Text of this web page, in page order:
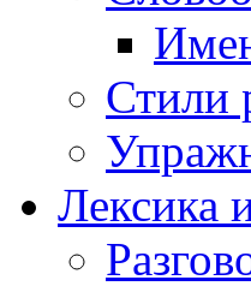
Стили
Лексика